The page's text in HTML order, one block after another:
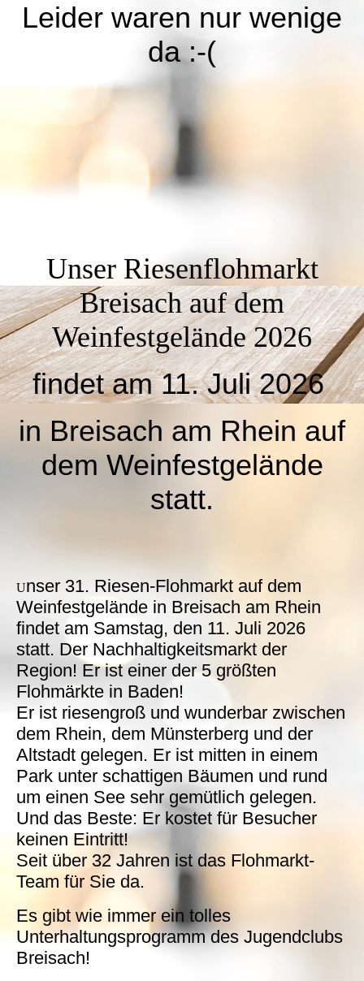
Leider waren nur wenige
da :-(
Unser Riesenflohmarkt
Breisach auf dem
Weinfestgelände 2026
findet am 11. Juli 2026
in Breisach am Rhein auf
dem Weinfestgelände
statt.
Unser 31. Riesen-Flohmarkt auf dem
Weinfestgelände in Breisach am Rhein
findet am Samstag, den 11. Juli 2026
statt. Der Nachhaltigkeitsmarkt der
Region! Er ist einer der 5 größten
Flohmärkte in Baden!
Er ist riesengroß und wunderbar zwischen
dem Rhein, dem Münsterberg und der
Altstadt gelegen. Er ist mitten in einem
Park unter schattigen Bäumen und rund
um einen See sehr gemütlich gelegen.
Und das Beste: Er kostet für Besucher
keinen Eintritt!
Seit über 32 Jahren ist das Flohmarkt-
Team für Sie da.
Es gibt wie immer ein tolles
Unterhaltungsprogramm des Jugendclubs
Breisach!